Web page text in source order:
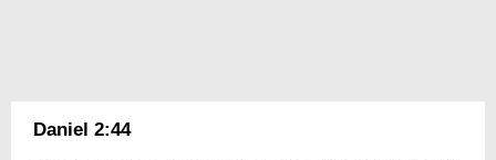
Daniel 2:44